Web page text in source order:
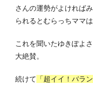
さんの運勢がよければ
られるとむらっちママは
これを聞いたゆきぽよ
大絶賛。
続けて 「超イイ！バラ